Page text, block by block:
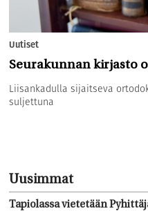
Uutiset
Seurakunnan kirjasto
Liisankadulla sijaitseva
suljettuna
Uusimmat
Tapiolassa vietetään